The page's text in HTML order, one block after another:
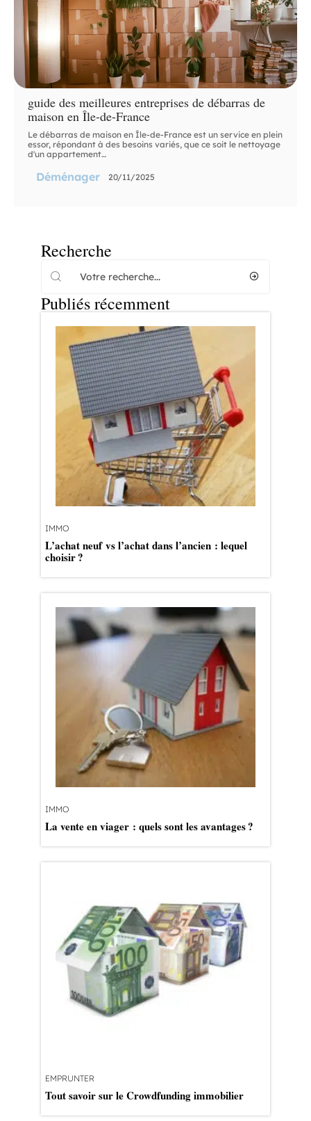
guide des meilleures entreprises de débarras de
maison en Île-de-France
Le débarras de maison en Île-de-France est un service en plein
essor, répondant à des besoins variés, que ce soit le nettoyage
d'un appartement…
Déménager 20/11/2025
Recherche
Publiés récemment
IMMO
L’achat neuf vs l’achat dans l’ancien : lequel
choisir ?
IMMO
La vente en viager : quels sont les avantages ?
EMPRUNTER
Tout savoir sur le Crowdfunding immobilier